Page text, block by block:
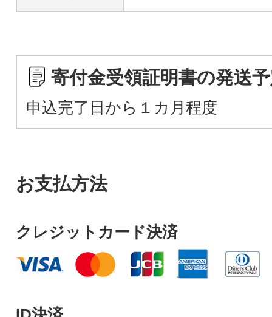
寄付金受領証明書の発送
申込完了日から１カ月程度
お支払方法
クレジットカード決済